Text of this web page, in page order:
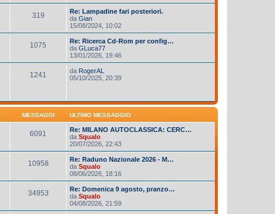
319
Re: Lampadine fari posteriori.
da Gian
15/08/2024, 10:02
1075
Re: Ricerca Cd-Rom per config…
da GLuca77
13/01/2026, 19:46
1241 da RogerAL
05/10/2025, 20:39
MESSAGGI ULTIMO MESSAGGIO
6091
Re: MILANO AUTOCLASSICA: CERC…
da Squalo
20/07/2026, 22:43
10958
Re: Raduno Nazionale 2026 - M…
da Squalo
08/06/2026, 18:16
34953
Re: Domenica 9 agosto, pranzo…
da Squalo
04/08/2026, 21:59